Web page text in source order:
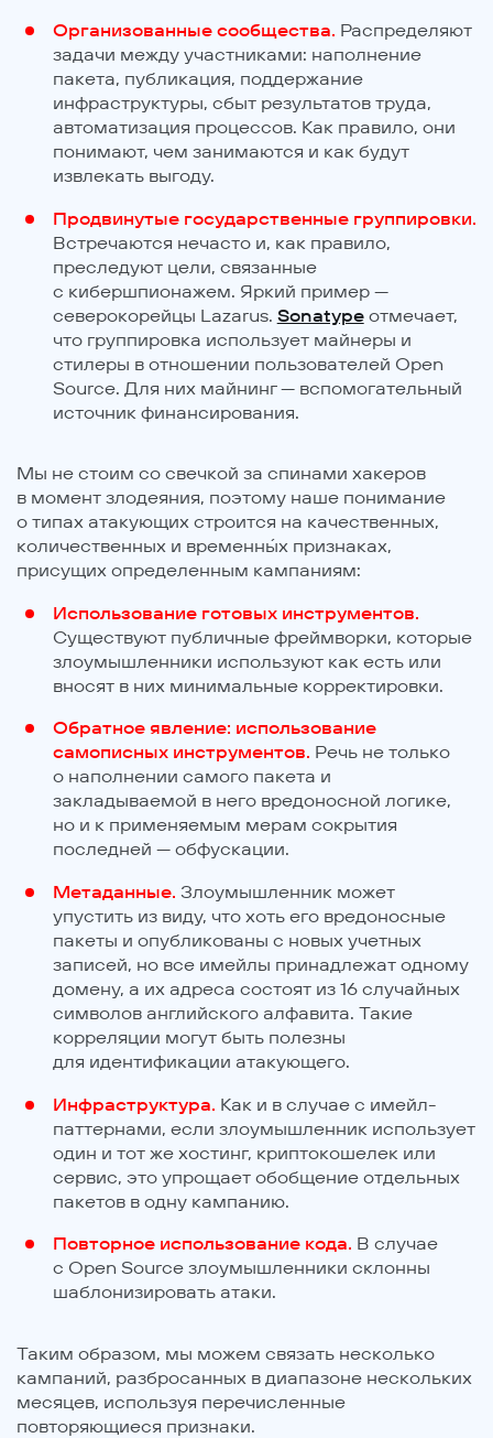
Организованные сообщества. Распределяют
задачи между участниками: наполнение
пакета, публикация, поддержание
инфраструктуры, сбыт результатов труда,
автоматизация процессов. Как правило, они
понимают, чем занимаются и как будут
извлекать выгоду.
Продвинутые государственные группировки.
Встречаются нечасто и, как правило,
преследуют цели, связанные
с кибершпионажем. Яркий пример —
северокорейцы Lazarus. Sonatypeотмечает,
что группировка использует майнеры и
стилеры в отношении пользователей Open
Source. Для них майнинг — вспомогательный
источник финансирования.
Мы не стоим со свечкой за спинами хакеров
в момент злодеяния, поэтому наше понимание
о типах атакующих строится на качественных,
количественных и временны́х признаках,
присущих определенным кампаниям:
Использование готовых инструментов.
Существуют публичные фреймворки, которые
злоумышленники используют как есть или
вносят в них минимальные корректировки.
Обратное явление: использование
самописных инструментов. Речь не только
о наполнении самого пакета и
закладываемой в него вредоносной логике,
но и к применяемым мерам сокрытия
последней — обфускации.
Метаданные. Злоумышленник может
упустить из виду, что хоть его вредоносные
пакеты и опубликованы с новых учетных
записей, но все имейлы принадлежат одному
домену, а их адреса состоят из 16 случайных
символов английского алфавита. Такие
корреляции могут быть полезны
для идентификации атакующего.
Инфраструктура. Как и в случае с имейл-
паттернами, если злоумышленник использует
один и тот же хостинг, криптокошелек или
сервис, это упрощает обобщение отдельных
пакетов в одну кампанию.
Повторное использование кода. В случае
с Open Source злоумышленники склонны
шаблонизировать атаки.
Таким образом, мы можем связать несколько
кампаний, разбросанных в диапазоне нескольких
месяцев, используя перечисленные
повторяющиеся признаки.